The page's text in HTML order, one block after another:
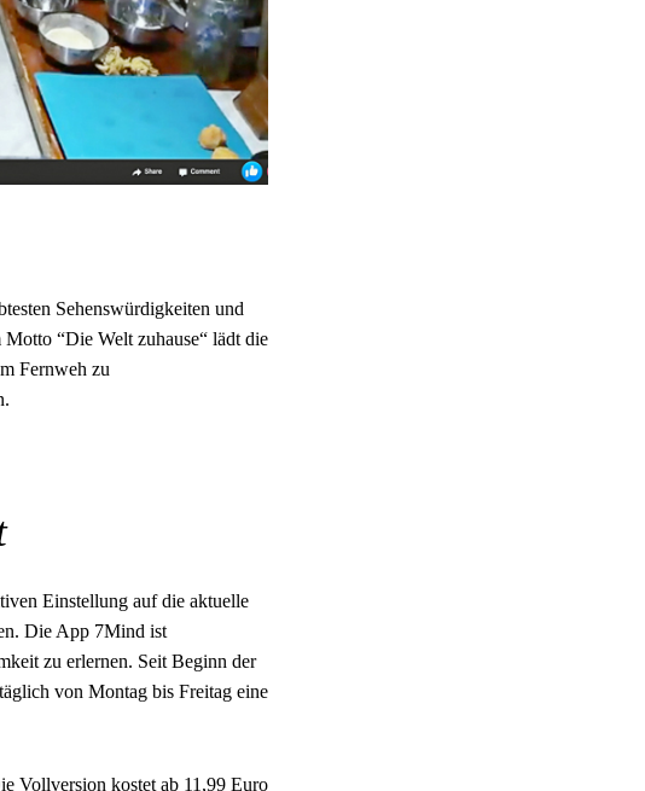
Sehenswürdigkeiten und
“Die Welt zuhause“ lädt die
Fernweh zu
Einstellung auf die aktuelle
Die App 7Mind ist
zu erlernen. Seit Beginn der
von Montag bis Freitag eine
Vollversion kostet ab 11,99 Euro